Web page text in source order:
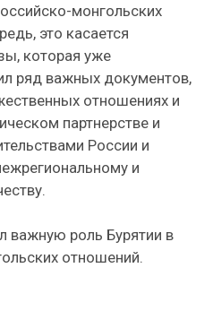
монгольских
это касается
которая уже
ряд важных документов,
отношениях и
партнерстве и
России и
и
важную роль Бурятии в
отношений.